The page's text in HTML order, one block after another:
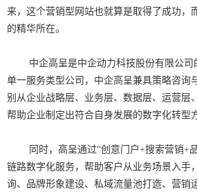
来，这个营销型网站也就算是取得了成功，
的精华所在。
中企高呈是中企动力科技股份有限公
单一服务类型公司，中企高呈兼具策略咨询
别从企业战略层、业务层、数据层、运营层
帮助企业制定出符合自身发展的数字化转型
同时，高呈通过“创意门户+搜索营销+
链路数字化服务，帮助客户从业务场景入手
询、品牌形象建设、私域流量池打造、营销